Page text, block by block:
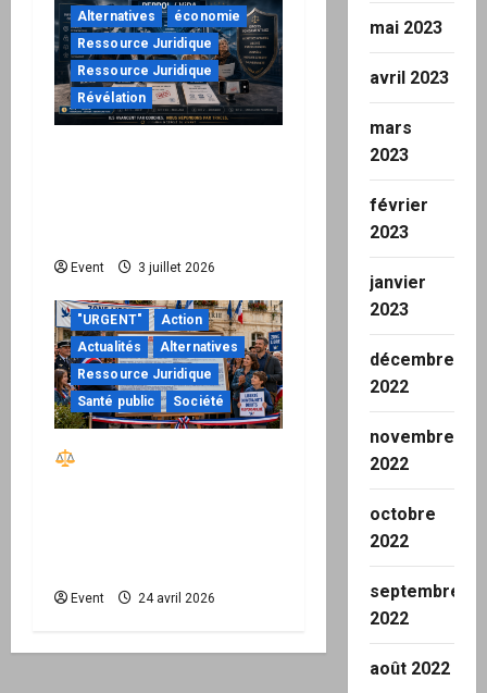
i
c
l
Alternatives
économie
Ressource Juridique
Ressource Juridique
Révélation
Event 3 juillet 2026
"URGENT"
Action
Actualités
Alternatives
Ressource Juridique
Santé public
Société
Event 24 avril 2026
mai 2023
avril 2023
mars
2023
février
2023
janvier
2023
décembre
2022
novembre
2022
octobre
2022
septembre
2022
août 2022